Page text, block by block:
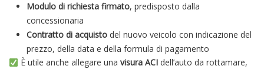
Modulo di richiesta firmato, predisposto dalla
concessionaria
Contratto di acquisto del nuovo veicolo con indicazione del
prezzo, della data e della formula di pagamento
È utile anche allegare una visura ACIdell’auto da rottamare,